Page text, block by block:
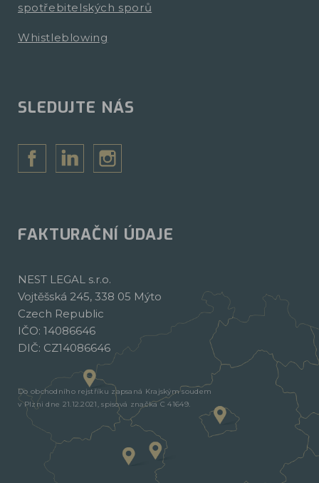
spotřebitelských sporů
Whistleblowing
SLEDUJTE NÁS
FAKTURAČNÍ ÚDAJE
NEST LEGAL s.r.o.
Vojtěšská 245, 338 05 Mýto
Czech Republic
IČO: 14086646
DIČ: CZ14086646
Do obchodního rejstříku zapsaná Krajským soudem
v Plzni dne 21.12.2021, spisová značka C 41649.